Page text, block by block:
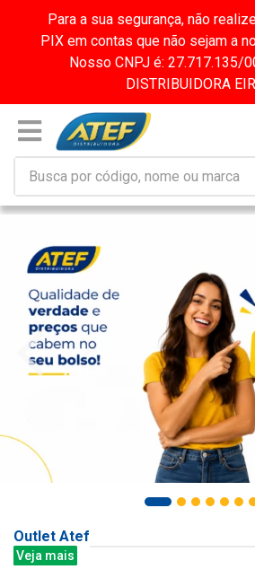
Para a sua segurança, não
PIX em contas que não sejam a
Nosso CNPJ é: 27.717.135/
DISTRIBUIDORA
Outlet Atef
Veja mais